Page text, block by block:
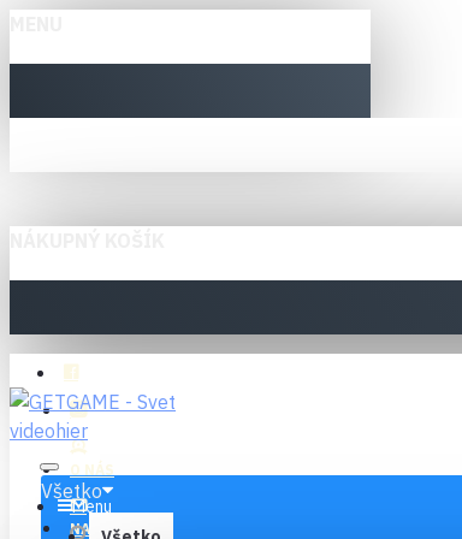
O NÁS
NAPÍŠTE NÁM
Všetko
Menu